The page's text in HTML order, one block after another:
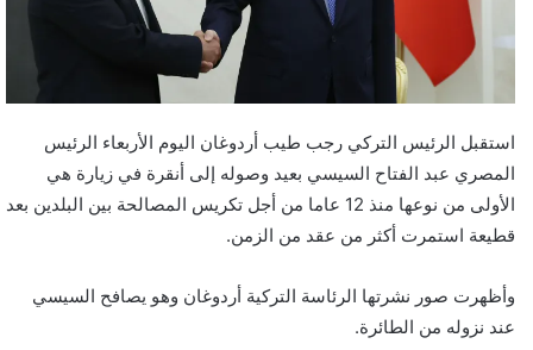
استقبل الرئيس التركي رجب طيب أردوغان اليوم الأربعاء الرئيس
المصري عبد الفتاح السيسي بعيد وصوله إلى أنقرة في زيارة هي
الأولى من نوعها منذ 12 عاما من أجل تكريس المصالحة بين البلدين بعد
قطيعة استمرت أكثر من عقد من الزمن.
وأظهرت صور نشرتها الرئاسة التركية أردوغان وهو يصافح السيسي
عند نزوله من الطائرة.